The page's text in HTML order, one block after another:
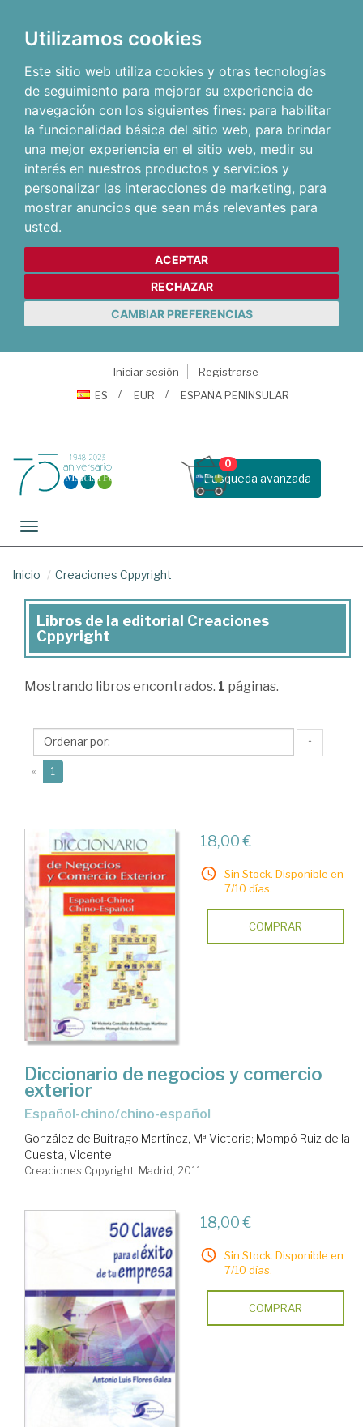
Utilizamos cookies
Este sitio web utiliza cookies y otras tecnologías
de seguimiento para mejorar su experiencia de
navegación con los siguientes fines: para habilitar
la funcionalidad básica del sitio web, para brindar
una mejor experiencia en el sitio web, medir su
interés en nuestros productos y servicios y
personalizar las interacciones de marketing, para
mostrar anuncios que sean más relevantes para
usted.
ACEPTAR
RECHAZAR
CAMBIAR PREFERENCIAS
Iniciar sesión
Registrarse
ES
EUR ESPAÑA PENINSULAR
Busqueda avanzada
0
Toggle navigation
Inicio Creaciones Cppyright
Libros
de
la
Creaciones
Cppyright
Libros de la editorial Creaciones
Cppyright
Mostrando libros encontrados. 1 páginas.
↑
« 1
18,00 €
Sin Stock. Disponible en
7/10 días.
COMPRAR
Diccionario de negocios y comercio
exterior
español-chino/chino-español
González de Buitrago Martínez, Mª Victoria; Mompó Ruiz de la
Cuesta, Vicente
Creaciones Cppyright. Madrid, 2011
18,00 €
Sin Stock. Disponible en
7/10 días.
COMPRAR